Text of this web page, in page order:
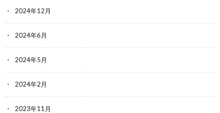
2024年12月
2024年6月
2024年5月
2024年2月
2023年11月